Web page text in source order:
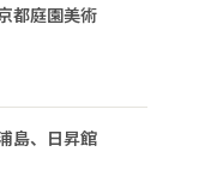
都庭園美術
島、日昇館